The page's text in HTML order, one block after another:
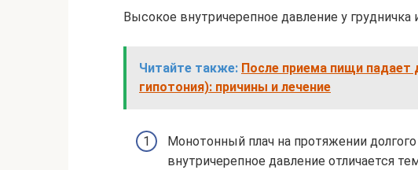
Высокое внутричерепное давление у
Читайте также: После приема пищи падает
гипотония): причины и лечение
Монотонный плач на протяжении
внутричерепное давление отличается